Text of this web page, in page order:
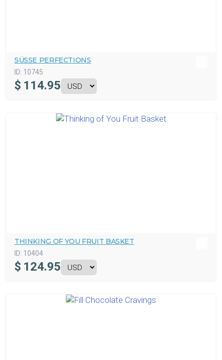
SÜSSE PERFECTIONS
ID: 10745
$ 114.95
THINKING OF YOU FRUIT BASKET
ID: 10404
$ 124.95